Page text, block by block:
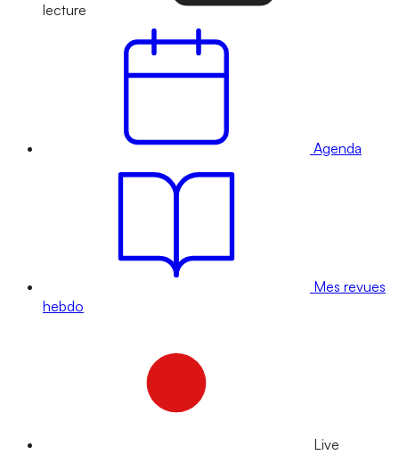
lecture
Agenda
Mes revues
hebdo
Live